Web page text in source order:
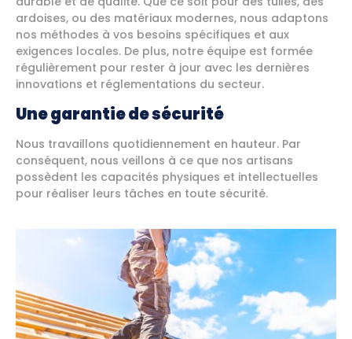
ardoises, ou des matériaux modernes, nous adaptons
nos méthodes à vos besoins spécifiques et aux
exigences locales. De plus, notre équipe est formée
régulièrement pour rester à jour avec les dernières
innovations et réglementations du secteur.
Une garantie de sécurité
Nous travaillons quotidiennement en hauteur. Par
conséquent, nous veillons à ce que nos artisans
possèdent les capacités physiques et intellectuelles
pour réaliser leurs tâches en toute sécurité.